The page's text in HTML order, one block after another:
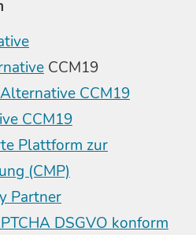
CCM19
CCM19
CCM19
Plattform zur
(CMP)
Partner
DSGVO konform